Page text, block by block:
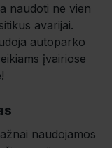
naudoti ne vien
avarijai.
autoparko
įvairiose
naudojamos